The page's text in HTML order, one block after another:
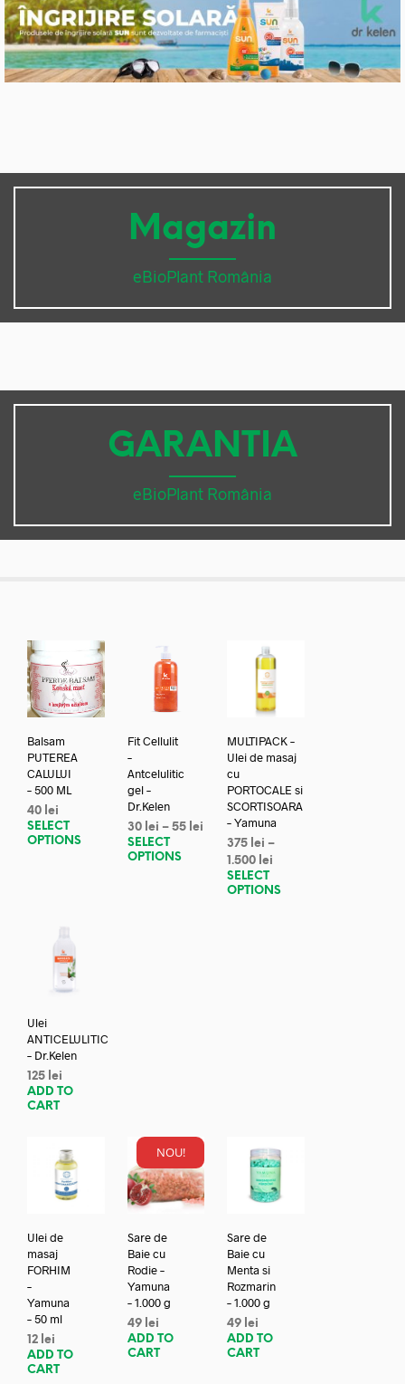
Magazin
eBioPlant România
GARANTIA
eBioPlant România
Balsam
PUTEREA
CALULUI
– 500 ML
40 lei
SELECT
OPTIONS
Fit Cellulit
–
Antcelulitic
gel –
Dr.Kelen
30 lei – 55 lei
SELECT
OPTIONS
MULTIPACK –
Ulei de masaj
cu
PORTOCALE si
SCORTISOARA
– Yamuna
375 lei –
1.500 lei
SELECT
OPTIONS
Ulei
ANTICELULITIC
– Dr.Kelen
125 lei
ADD TO
CART
Ulei de
masaj
FORHIM
–
Yamuna
– 50 ml
12 lei
ADD TO
CART
NOU!
Sare de
Baie cu
Rodie –
Yamuna
– 1.000 g
49 lei
ADD TO
CART
Sare de
Baie cu
Menta si
Rozmarin
– 1.000 g
49 lei
ADD TO
CART